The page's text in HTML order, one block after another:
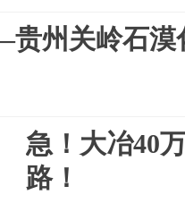
州关岭石漠
急！大冶40
路！